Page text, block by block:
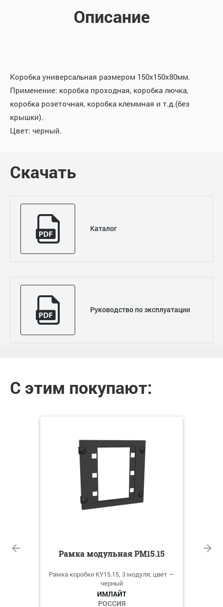
Описание
Коробка универсальная размером 150х150х80мм.
Применение: коробка проходная, коробка лючка,
коробка розеточная, коробка клеммная и т.д.(без
крышки).
Цвет: черный.
Скачать
Каталог
Руководство по эксплуатации
С этим покупают:
Рамка модульная РМ15.15
Рамка коробки КУ15.15, 3 модуля, цвет —
черный
ИМЛАЙТ
РОССИЯ